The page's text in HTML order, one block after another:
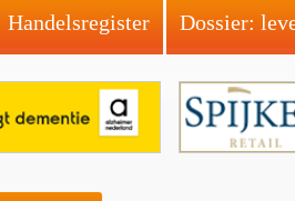
Handelsregister Dossier: